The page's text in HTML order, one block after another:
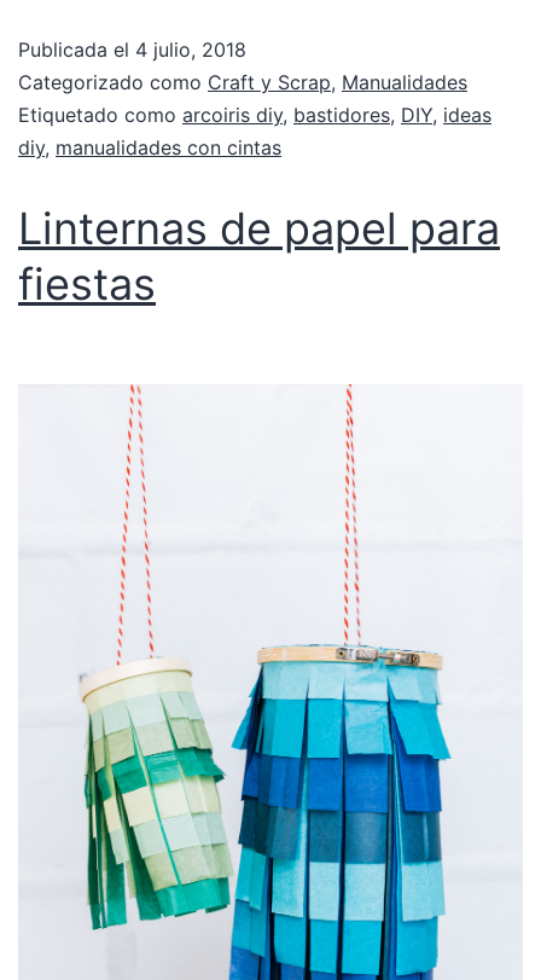
Publicada el 4 julio, 2018
Categorizado como Craft y Scrap, Manualidades
Etiquetado como arcoiris diy, bastidores, DIY, ideas
diy, manualidades con cintas
Linternas de papel para
fiestas